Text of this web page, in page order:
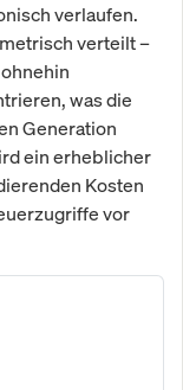
verlaufen.
verteilt –
was die
Generation
ein erheblicher
Kosten
vor